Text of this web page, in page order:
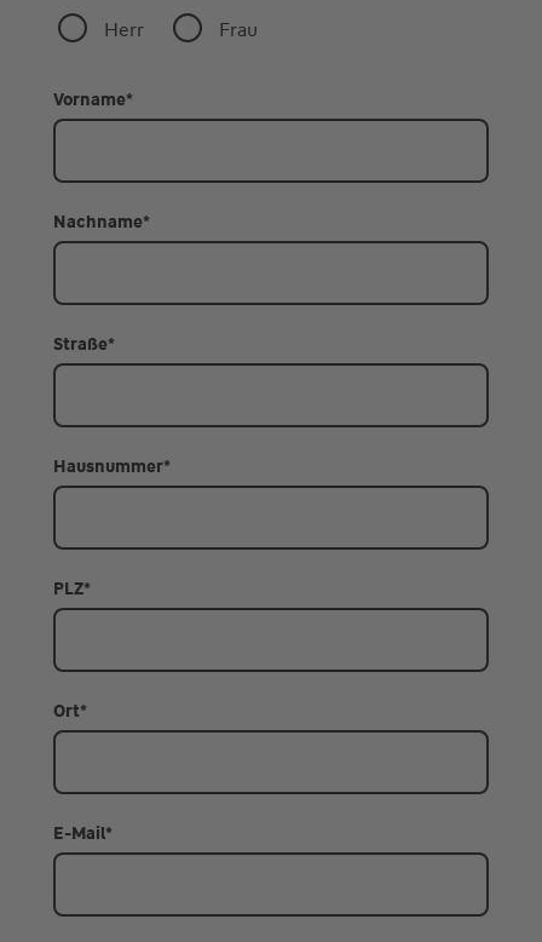
Herr Frau
Vorname*
Nachname*
Straße*
Hausnummer*
PLZ*
Ort*
E-Mail*